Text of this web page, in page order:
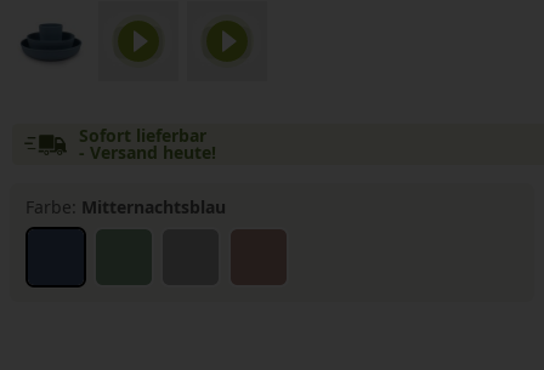
Sofort lieferbar
- Versand heute!
Farbe: Mitternachtsblau